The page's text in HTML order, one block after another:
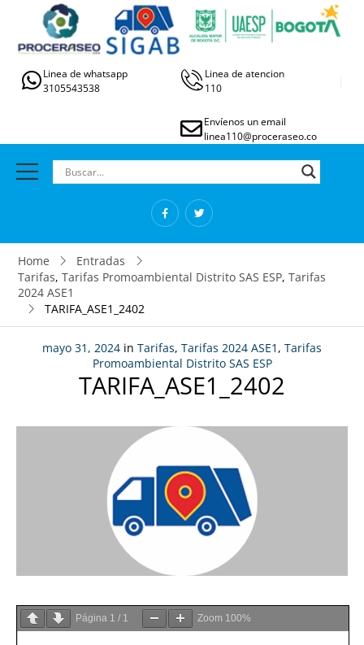
Linea de whatsapp
3105543538
Linea de atencion
110
Envíenos un email
linea110@proceraseo.co
Home
Entradas
Tarifas, Tarifas Promoambiental Distrito SAS ESP, Tarifas
2024 ASE1
TARIFA_ASE1_2402
mayo 31, 2024 in Tarifas, Tarifas 2024 ASE1 , Tarifas
Promoambiental Distrito SAS ESP
TARIFA_ASE1_2402
Página 1 / 1 Zoom 100%